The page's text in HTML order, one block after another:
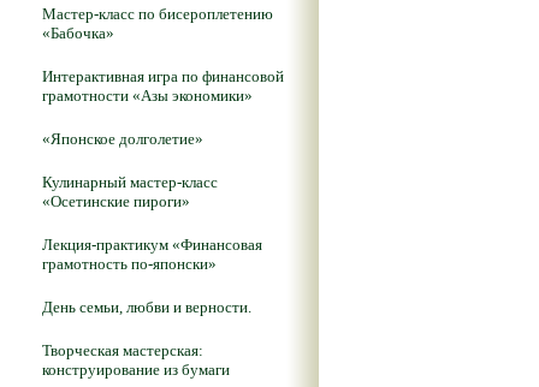
Мастер-класс по бисероплетению
«Бабочка»
Интерактивная игра по финансовой
грамотности «Азы экономики»
«Японское долголетие»
Кулинарный мастер-класс
«Осетинские пироги»
Лекция-практикум «Финансовая
грамотность по-японски»
День семьи, любви и верности.
Творческая мастерская:
конструирование из бумаги